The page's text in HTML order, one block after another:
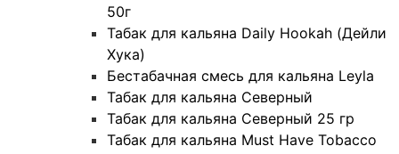
50г
Табак для кальяна Daily Hookah (Дейли
Хука)
Бестабачная смесь для кальяна Leyla
Табак для кальяна Северный
Табак для кальяна Северный 25 гр
Табак для кальяна Must Have Tobacco